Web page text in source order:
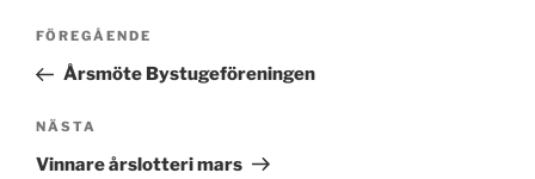
Inläggsnavigering
Föregående
inlägg
FÖREGÅENDE
Årsmöte Bystugeföreningen
Nästa
inlägg
NÄSTA
Vinnare årslotteri mars